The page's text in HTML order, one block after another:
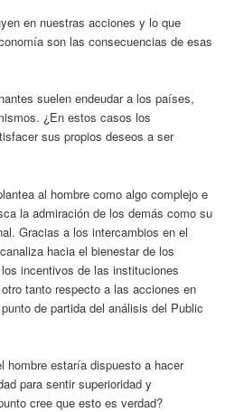
en nuestras acciones y lo que
son las consecuencias de esas
suelen endeudar a los países,
¿En estos casos los
sus propios deseos a ser
al hombre como algo complejo e
la admiración de los demás como su
Gracias a los intercambios en el
hacia el bienestar de los
incentivos de las instituciones
tanto respecto a las acciones en
de partida del análisis del Public
hombre estaría dispuesto a hacer
para sentir superioridad y
cree que esto es verdad?